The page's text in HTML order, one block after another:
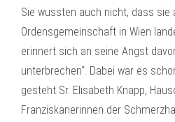
Sie wussten auch nicht, dass sie
Ordensgemeinschaft in Wien
erinnert sich an seine Angst
unterbrechen“. Dabei war es
gesteht Sr. Elisabeth Knapp,
Franziskanerinnen der